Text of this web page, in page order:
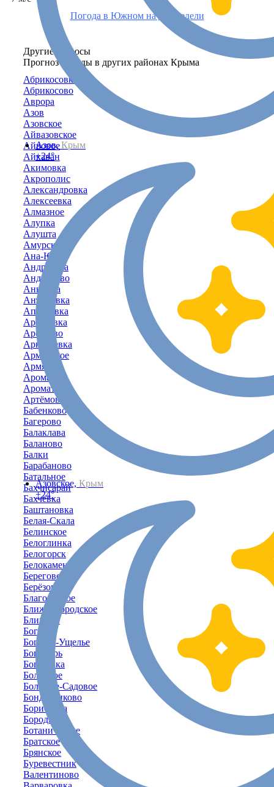
Азов,Крым
+24°
Азовское, Крым
+24°
Погода в Южном на две недели
Другие запросы
Прогноз погоды в других районах Крыма
Абрикосовка
Абрикосово
Аврора
Азов
Азовское
Айвазовское
Айвовое
Айкаван
Акимовка
Акрополис
Александровка
Алексеевка
Алмазное
Алупка
Алушта
Амурское
Ана-Юрт
Андреевка
Андрусово
Анновка
Антоновка
Апрелевка
Арбузовка
Арбузово
Аркадьевка
Армейское
Армянск
Аромат
Ароматное
Артёмовка
Бабенково
Багерово
Балаклава
Баланово
Балки
Барабаново
Батальное
Бахчисарай
Бахчёвка
Баштановка
Белая-Скала
Белинское
Белоглинка
Белогорск
Белокаменное
Береговое
Берёзовка
Благодатное
Ближнегородское
Ближнее
Богатое
Богатое-Ущелье
Богатырь
Богачёвка
Болотное
Большое-Садовое
Бондаренково
Борисовка
Бородино
Ботаническое
Братское
Брянское
Буревестник
Валентиново